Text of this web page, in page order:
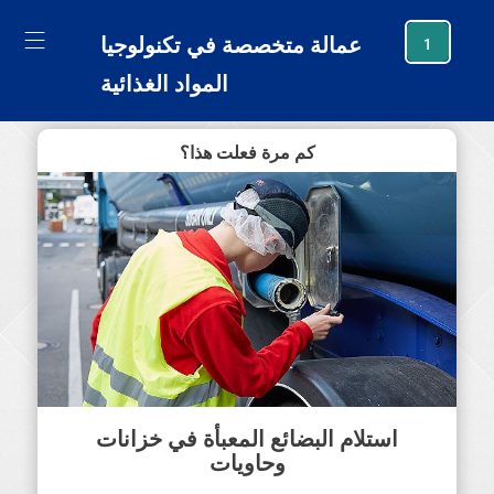
عمالة متخصصة في تكنولوجيا
المواد الغذائية
1
كم مرة فعلت هذا؟
استلام البضائع المعبأة في خزانات
وحاويات